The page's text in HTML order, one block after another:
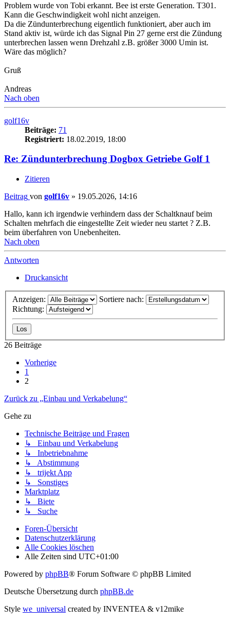
Problem wurde von Tobi erkannt. Bee ist erste Generation. T301.
Kann die Geschwindigkeit wohl nicht anzeigen.
Da die Zündunterbrechung eigentlich funktioniert, aber auch im
Stand aktiv ist, würde ich das Signal Pin 27 gerne erst die Zündung
unterbrechen lassen wenn Drehzahl z.B. größer 3000 Umin ist.
Wäre das möglich?
Gruß
Andreas
Nach oben
golf16v
Beiträge: 71
Registriert: 18.02.2019, 18:00
Re: Zündunterbrechung Dogbox Getriebe Golf 1
Zitieren
Beitrag von golf16v » 19.05.2026, 14:16
Hallo, kann ich irgendwie verhindern dass der Schaltknauf beim
Schalten mehrfach die eingestellte Zeit wieder neu startet ? Z.B.
beim überfahren von Unebenheiten.
Nach oben
Antworten
Druckansicht
Anzeigen:
Sortiere nach:
Richtung:
26 Beiträge
Vorherige
1
2
Zurück zu „Einbau und Verkabelung“
Gehe zu
Technische Beiträge und Fragen
↳ Einbau und Verkabelung
↳ Inbetriebnahme
↳ Abstimmung
↳ trijekt App
↳ Sonstiges
Marktplatz
↳ Biete
↳ Suche
Foren-Übersicht
Datenschutzerklärung
Alle Cookies löschen
Alle Zeiten sind UTC+01:00
Powered by phpBB® Forum Software © phpBB Limited
Deutsche Übersetzung durch phpBB.de
Style we_universal created by INVENTEA & v12mike